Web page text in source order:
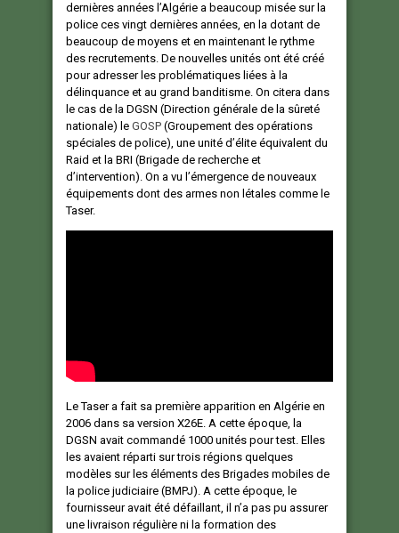
dernières années l’Algérie a beaucoup misée sur la
police ces vingt dernières années, en la dotant de
beaucoup de moyens et en maintenant le rythme
des recrutements. De nouvelles unités ont été créé
pour adresser les problématiques liées à la
délinquance et au grand banditisme. On citera dans
le cas de la DGSN (Direction générale de la sûreté
nationale) le GOSP (Groupement des opérations
spéciales de police), une unité d’élite équivalent du
Raid et la BRI (Brigade de recherche et
d’intervention). On a vu l’émergence de nouveaux
équipements dont des armes non létales comme le
Taser.
Le Taser a fait sa première apparition en Algérie en
2006 dans sa version X26E. A cette époque, la
DGSN avait commandé 1000 unités pour test. Elles
les avaient réparti sur trois régions quelques
modèles sur les éléments des Brigades mobiles de
la police judiciaire (BMPJ). A cette époque, le
fournisseur avait été défaillant, il n’a pas pu assurer
une livraison régulière ni la formation des